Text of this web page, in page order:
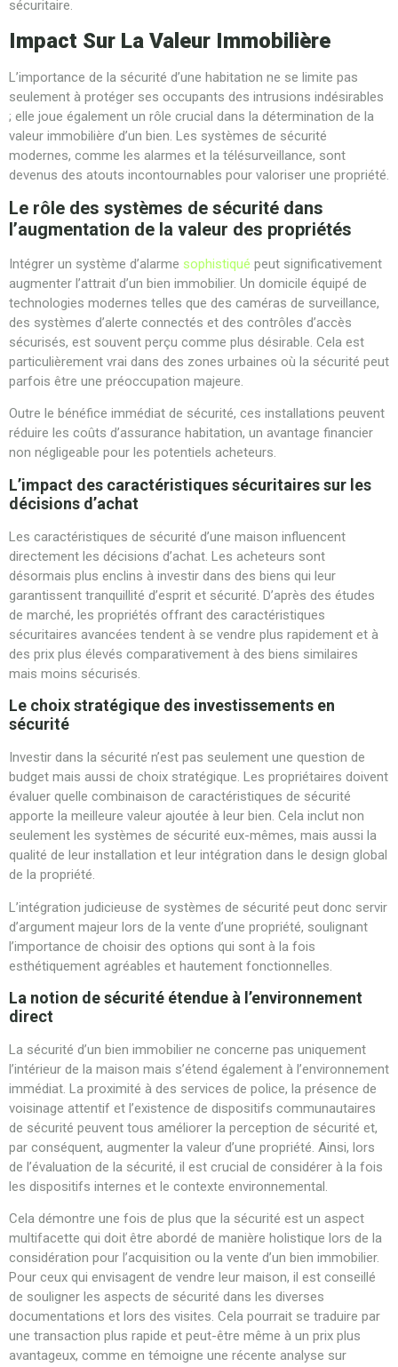
sécuritaire.
Impact Sur La Valeur Immobilière
L’importance de la sécurité d’une habitation ne se limite pas
seulement à protéger ses occupants des intrusions indésirables
; elle joue également un rôle crucial dans la détermination de la
valeur immobilière d’un bien. Les systèmes de sécurité
modernes, comme les alarmes et la télésurveillance, sont
devenus des atouts incontournables pour valoriser une propriété.
Le rôle des systèmes de sécurité dans
l’augmentation de la valeur des propriétés
Intégrer un système d’alarme sophistiqué peut significativement
augmenter l’attrait d’un bien immobilier. Un domicile équipé de
technologies modernes telles que des caméras de surveillance,
des systèmes d’alerte connectés et des contrôles d’accès
sécurisés, est souvent perçu comme plus désirable. Cela est
particulièrement vrai dans des zones urbaines où la sécurité peut
parfois être une préoccupation majeure.
Outre le bénéfice immédiat de sécurité, ces installations peuvent
réduire les coûts d’assurance habitation, un avantage financier
non négligeable pour les potentiels acheteurs.
L’impact des caractéristiques sécuritaires sur les
décisions d’achat
Les caractéristiques de sécurité d’une maison influencent
directement les décisions d’achat. Les acheteurs sont
désormais plus enclins à investir dans des biens qui leur
garantissent tranquillité d’esprit et sécurité. D’après des études
de marché, les propriétés offrant des caractéristiques
sécuritaires avancées tendent à se vendre plus rapidement et à
des prix plus élevés comparativement à des biens similaires
mais moins sécurisés.
Le choix stratégique des investissements en
sécurité
Investir dans la sécurité n’est pas seulement une question de
budget mais aussi de choix stratégique. Les propriétaires doivent
évaluer quelle combinaison de caractéristiques de sécurité
apporte la meilleure valeur ajoutée à leur bien. Cela inclut non
seulement les systèmes de sécurité eux-mêmes, mais aussi la
qualité de leur installation et leur intégration dans le design global
de la propriété.
L’intégration judicieuse de systèmes de sécurité peut donc servir
d’argument majeur lors de la vente d’une propriété, soulignant
l’importance de choisir des options qui sont à la fois
esthétiquement agréables et hautement fonctionnelles.
La notion de sécurité étendue à l’environnement
direct
La sécurité d’un bien immobilier ne concerne pas uniquement
l’intérieur de la maison mais s’étend également à l’environnement
immédiat. La proximité à des services de police, la présence de
voisinage attentif et l’existence de dispositifs communautaires
de sécurité peuvent tous améliorer la perception de sécurité et,
par conséquent, augmenter la valeur d’une propriété. Ainsi, lors
de l’évaluation de la sécurité, il est crucial de considérer à la fois
les dispositifs internes et le contexte environnemental.
Cela démontre une fois de plus que la sécurité est un aspect
multifacette qui doit être abordé de manière holistique lors de la
considération pour l’acquisition ou la vente d’un bien immobilier.
Pour ceux qui envisagent de vendre leur maison, il est conseillé
de souligner les aspects de sécurité dans les diverses
documentations et lors des visites. Cela pourrait se traduire par
une transaction plus rapide et peut-être même à un prix plus
avantageux, comme en témoigne une récente analyse sur